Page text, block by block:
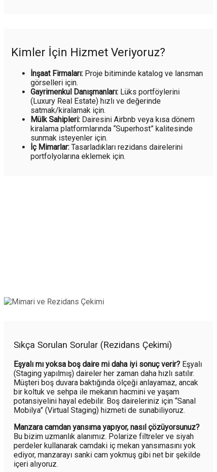
Kimler İçin Hizmet Veriyoruz?
İnşaat Firmaları: Proje bitiminde katalog ve lansman
görselleri için.
Gayrimenkul Danışmanları: Lüks portföylerini
(Luxury Real Estate) hızlı ve değerinde
satmak/kiralamak için.
Mülk Sahipleri: Dairesini Airbnb veya kısa dönem
kiralama platformlarında “Superhost” kalitesinde
sunmak isteyenler için.
İç Mimarlar: Tasarladıkları rezidans dairelerini
portfolyolarına eklemek için.
Sıkça Sorulan Sorular (Rezidans Çekimi)
Eşyalı mı yoksa boş daire mi daha iyi sonuç verir? Eşyalı
(Staging yapılmış) daireler her zaman daha hızlı satılır.
Müşteri boş duvara baktığında ölçeği anlayamaz, ancak
bir koltuk ve sehpa ile mekanın hacmini ve yaşam
potansiyelini hayal edebilir. Boş daireleriniz için “Sanal
Mobilya” (Virtual Staging) hizmeti de sunabiliyoruz.
Manzara camdan yansıma yapıyor, nasıl çözüyorsunuz?
Bu bizim uzmanlık alanımız. Polarize filtreler ve siyah
perdeler kullanarak camdaki iç mekan yansımasını yok
ediyor, manzarayı sanki cam yokmuş gibi net bir şekilde
içeri alıyoruz.